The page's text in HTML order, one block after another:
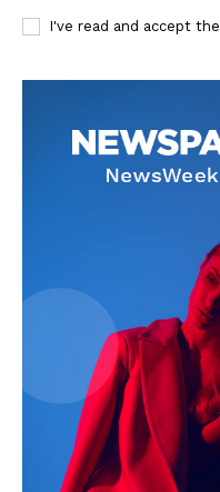
I've read and accept the